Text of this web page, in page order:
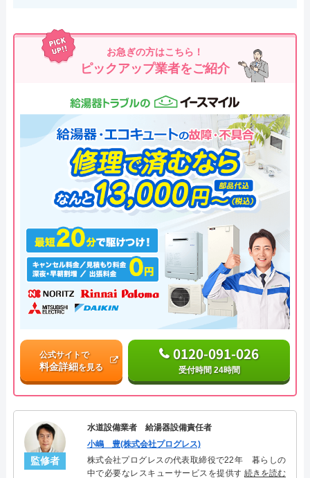
お急ぎの方はこちら！
ピックアップ業者をご紹介
公式サイトで
料金詳細を見る
0120-091-026
受付時間 24時間
監修者
水道設備業者 給湯器設備責任者
小嶋 豊(株式会社プログレス)
株式会社プログレスの代表取締役で22年 暮らしの
中で必要なレスキューサービスを提供する株式会社
続きを読む